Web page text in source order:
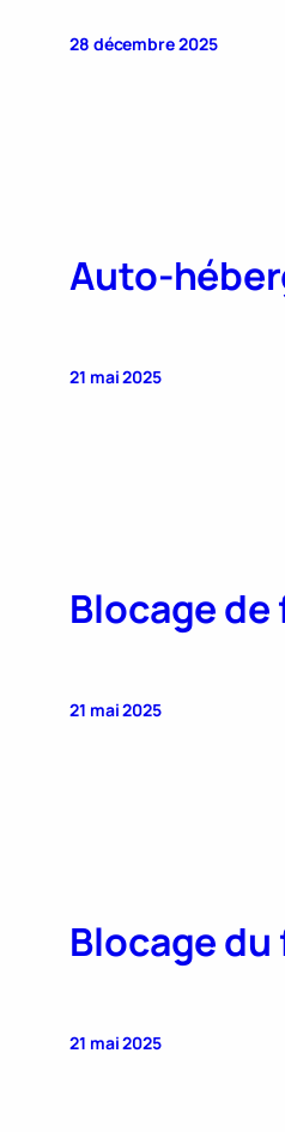
28 décembre 2025
Auto-
21 mai 2025
Blocage de
21 mai 2025
Blocage
21 mai 2025